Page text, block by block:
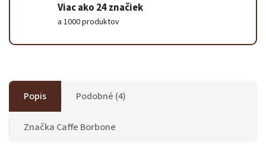
Viac ako 24 značiek
a 1000 produktov
Popis Podobné (4)
Značka Caffe Borbone